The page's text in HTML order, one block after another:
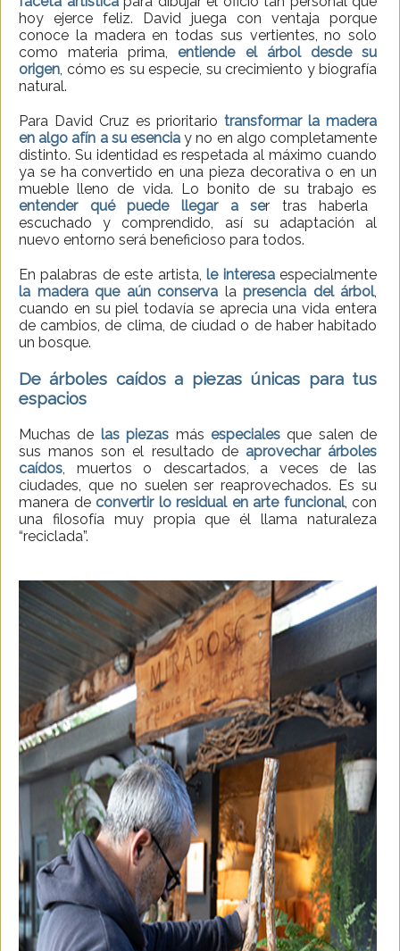
hoy ejerce feliz. David juega con ventaja porque
conoce la madera en todas sus vertientes, no solo
como materia prima, entiende el árbol desde su
origen, cómo es su especie, su crecimiento y biografía
natural.
Para David Cruz es prioritariotransformar la madera
en algo afín a su esencia y no en algo completamente
distinto. Su identidad es respetada al máximo cuando
ya se ha convertido en una pieza decorativa o en un
mueble lleno de vida. Lo bonito de su trabajo es
entender qué puede llegar a ser tras haberla
escuchado y comprendido, así su adaptación al
nuevo entorno será beneficioso para todos.
En palabras de este artista,le interesaespecialmente
la madera que aún conserva la presencia del árbol,
cuando en su piel todavía se aprecia una vida entera
de cambios, de clima, de ciudad o de haber habitado
un bosque.
De árboles caídos a piezas únicas para tus
espacios
Muchas de las piezas más especialesque salen de
sus manos son el resultado de aprovechar árboles
caídos, muertos o descartados, a veces de las
ciudades, que no suelen ser reaprovechados. Es su
manera de convertir lo residual en arte funcional, con
una filosofía muy propia que él llama naturaleza
“reciclada”.